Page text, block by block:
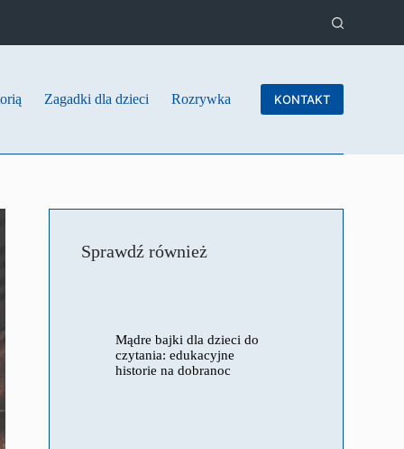
Zagadki dla dzieci Rozrywka KONTAKT
Sprawdź również
Mądre bajki dla dzieci do
czytania: edukacyjne
historie na dobranoc